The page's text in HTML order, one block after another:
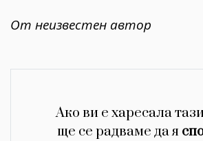
От неизвестен автор
Ако ви е харесала
ще се радваме да я